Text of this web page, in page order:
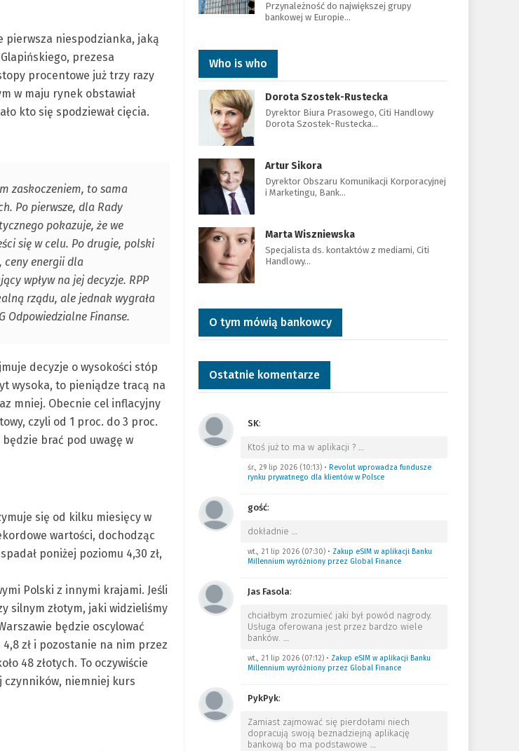
pierwsza niespodzianka, jaką
prezesa
procentowe już trzy razy
w maju rynek obstawiał
kto się spodziewał cięcia.
zaskoczeniem, to sama
Po pierwsze, dla Rady
pokazuje, że we
się w celu. Po drugie, polski
ceny energii dla
wpływ na jej decyzje. RPP
rządu, ale jednak wygrała
Odpowiedzialne Finanse.
decyzje o wysokości stóp
wysoka, to pieniądze tracą na
mniej. Obecnie cel inflacyjny
czyli od 1 proc. do 3 proc.
brać pod uwagę w
się od kilku miesięcy w
wartości, dochodząc
poniżej poziomu 4,30 zł,
Polski z innymi krajami. Jeśli
silnym złotym, jaki widzieliśmy
będzie oscylować
zł i pozostanie na nim przez
48 złotych. To oczywiście
czynników, niemniej kurs
Przynależność do największej grupy
bankowej w Europie…
Who is who
Dorota Szostek-Rustecka
Dyrektor Biura Prasowego, Citi Handlowy
Dorota Szostek-Rustecka…
Artur Sikora
Dyrektor Obszaru Komunikacji Korporacyjnej
i Marketingu, Bank…
Marta Wiszniewska
Specjalista ds. kontaktów z mediami, Citi
Handlowy…
O tym mówią bankowcy
Ostatnie komentarze
SK:
Ktoś już to ma w aplikacji ? …
śr., 29 lip 2026 (10:13)• Revolut wprowadza fundusze
rynku prywatnego dla klientów w Polsce
gość:
dokładnie …
wt., 21 lip 2026 (07:30)• Zakup eSIM w aplikacji Banku
Millennium wyróżniony przez Global Finance
Jas Fasola:
chciałbym zrozumieć jaki był powód nagrody.
Usługa oferowana jest przez bardzo wiele
banków. …
wt., 21 lip 2026 (07:12)• Zakup eSIM w aplikacji Banku
Millennium wyróżniony przez Global Finance
PykPyk:
Zamiast zajmować się pierdołami niech
dopracują swoją beznadziejną aplikację
bankową bo ma podstawowe …